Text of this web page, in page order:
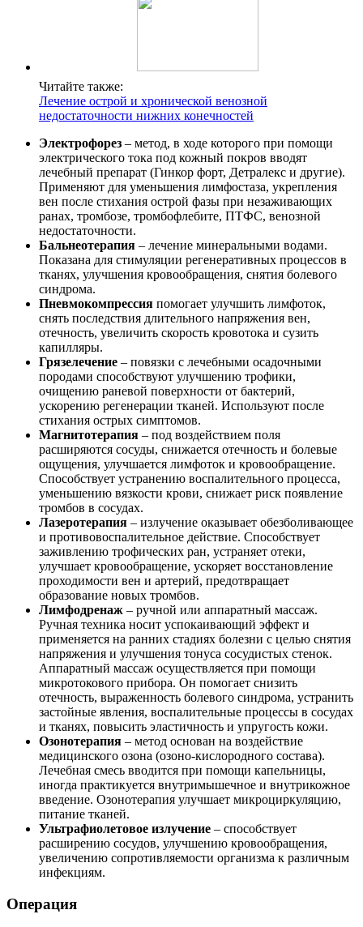
Читайте также:
Лечение острой и хронической венозной
недостаточности нижних конечностей
Электрофорез – метод, в ходе которого при помощи
электрического тока под кожный покров вводят
лечебный препарат (Гинкор форт, Детралекс и другие).
Применяют для уменьшения лимфостаза, укрепления
вен после стихания острой фазы при незаживающих
ранах, тромбозе, тромбофлебите, ПТФС, венозной
недостаточности.
Бальнеотерапия – лечение минеральными водами.
Показана для стимуляции регенеративных процессов в
тканях, улучшения кровообращения, снятия болевого
синдрома.
Пневмокомпрессия помогает улучшить лимфоток,
снять последствия длительного напряжения вен,
отечность, увеличить скорость кровотока и сузить
капилляры.
Грязелечение – повязки с лечебными осадочными
породами способствуют улучшению трофики,
очищению раневой поверхности от бактерий,
ускорению регенерации тканей. Используют после
стихания острых симптомов.
Магнитотерапия – под воздействием поля
расширяются сосуды, снижается отечность и болевые
ощущения, улучшается лимфоток и кровообращение.
Способствует устранению воспалительного процесса,
уменьшению вязкости крови, снижает риск появление
тромбов в сосудах.
Лазеротерапия – излучение оказывает обезболивающее
и противовоспалительное действие. Способствует
заживлению трофических ран, устраняет отеки,
улучшает кровообращение, ускоряет восстановление
проходимости вен и артерий, предотвращает
образование новых тромбов.
Лимфодренаж – ручной или аппаратный массаж.
Ручная техника носит успокаивающий эффект и
применяется на ранних стадиях болезни с целью снятия
напряжения и улучшения тонуса сосудистых стенок.
Аппаратный массаж осуществляется при помощи
микротокового прибора. Он помогает снизить
отечность, выраженность болевого синдрома, устранить
застойные явления, воспалительные процессы в сосудах
и тканях, повысить эластичность и упругость кожи.
Озонотерапия – метод основан на воздействие
медицинского озона (озоно-кислородного состава).
Лечебная смесь вводится при помощи капельницы,
иногда практикуется внутримышечное и внутрикожное
введение. Озонотерапия улучшает микроциркуляцию,
питание тканей.
Ультрафиолетовое излучение – способствует
расширению сосудов, улучшению кровообращения,
увеличению сопротивляемости организма к различным
инфекциям.
Операция